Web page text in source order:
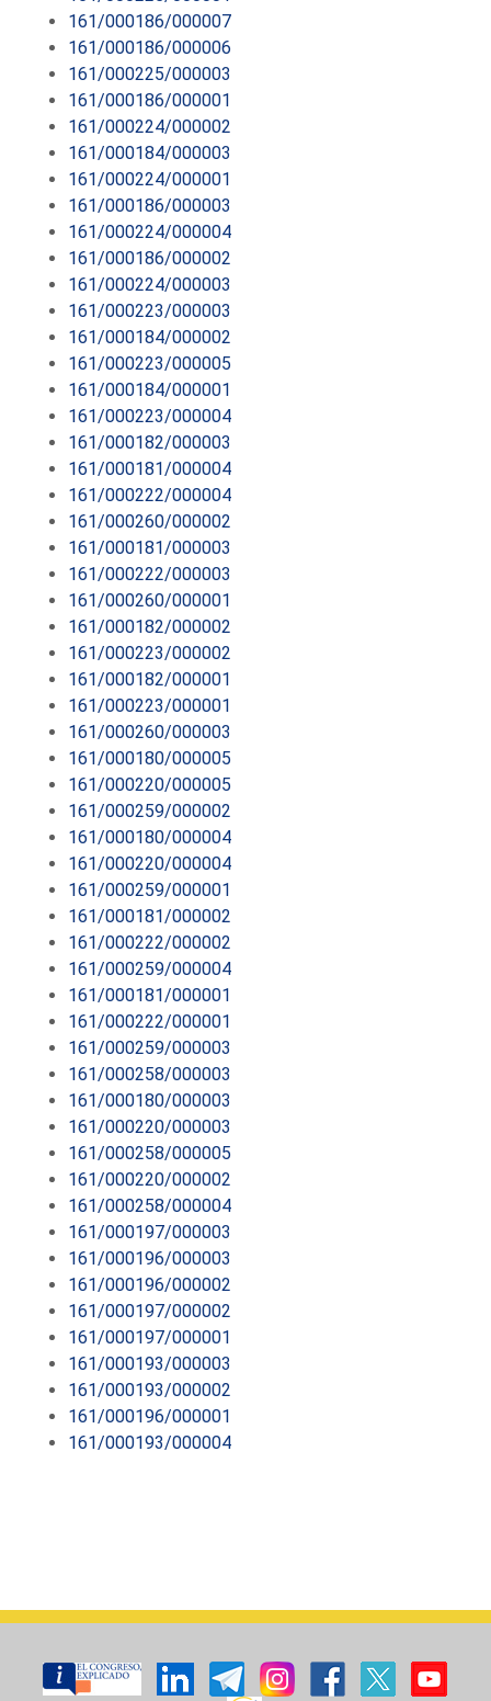
161/000186/000007
161/000186/000006
161/000225/000003
161/000186/000001
161/000224/000002
161/000184/000003
161/000224/000001
161/000186/000003
161/000224/000004
161/000186/000002
161/000224/000003
161/000223/000003
161/000184/000002
161/000223/000005
161/000184/000001
161/000223/000004
161/000182/000003
161/000181/000004
161/000222/000004
161/000260/000002
161/000181/000003
161/000222/000003
161/000260/000001
161/000182/000002
161/000223/000002
161/000182/000001
161/000223/000001
161/000260/000003
161/000180/000005
161/000220/000005
161/000259/000002
161/000180/000004
161/000220/000004
161/000259/000001
161/000181/000002
161/000222/000002
161/000259/000004
161/000181/000001
161/000222/000001
161/000259/000003
161/000258/000003
161/000180/000003
161/000220/000003
161/000258/000005
161/000220/000002
161/000258/000004
161/000197/000003
161/000196/000003
161/000196/000002
161/000197/000002
161/000197/000001
161/000193/000003
161/000193/000002
161/000196/000001
161/000193/000004